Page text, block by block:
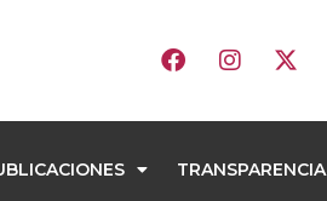
TRANSPARENCIA